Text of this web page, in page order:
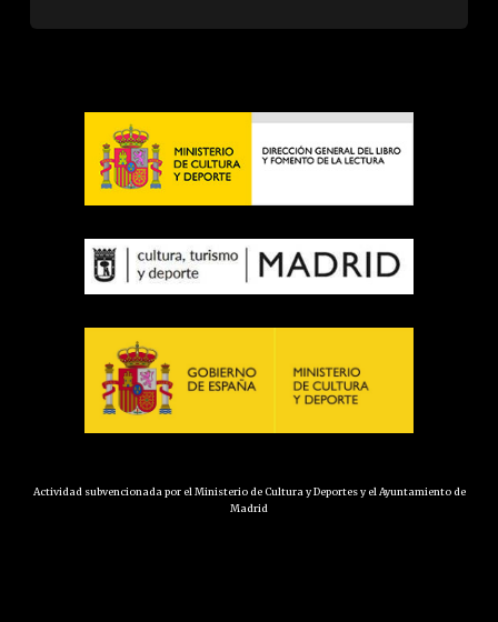
Actividad subvencionada por el Ministerio de Cultura y Deportes y el Ayuntamiento de
Madrid